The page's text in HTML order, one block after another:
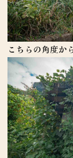
こちらの角度か